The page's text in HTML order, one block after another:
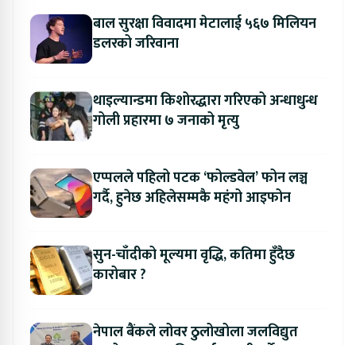
बाल सुरक्षा विवादमा मेटालाई ५६७ मिलियन
डलरको जरिवाना
थाइल्यान्डमा किशोरद्धारा गरिएको अन्धाधुन्ध
गोली प्रहारमा ७ जनाको मृत्यु
एप्पलले पहिलो पटक ‘फोल्डवेल’ फोन लञ्च
गर्दै, हुनेछ अहिलेसम्मकै महंगो आइफोन
सुन-चाँदीको मूल्यमा वृद्धि, कतिमा हुँदैछ
कारोबार ?
नेपाल बैंकले लोवर ठुलोखोला जलविद्युत